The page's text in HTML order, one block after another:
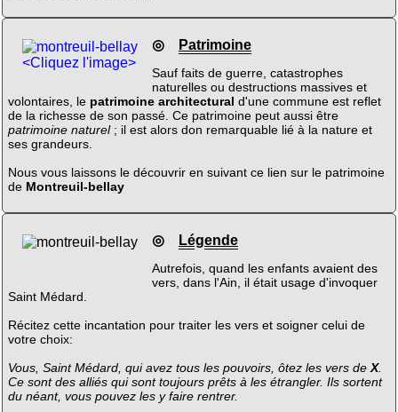
<Cliquez l'image>
◎ Patrimoine
Sauf faits de guerre, catastrophes
naturelles ou destructions massives et
volontaires, le patrimoine architectural d'une commune est reflet
de la richesse de son passé. Ce patrimoine peut aussi être
patrimoine naturel; il est alors don remarquable lié à la nature et
ses grandeurs.
Nous vous laissons le découvrir en suivant ce lien sur le patrimoine
de Montreuil-bellay
◎ Légende
Autrefois, quand les enfants avaient des
vers, dans l'Ain, il était usage d'invoquer
Saint Médard.
Récitez cette incantation pour traiter les vers et soigner celui de
votre choix:
Vous, Saint Médard, qui avez tous les pouvoirs, ôtez les vers deX.
Ce sont des alliés qui sont toujours prêts à les étrangler. Ils sortent
du néant, vous pouvez les y faire rentrer.